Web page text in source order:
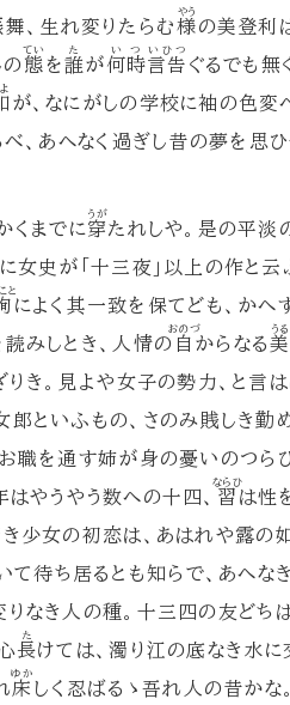
、生れ変りたらむ様
やう
の美登利は
態
てい
を誰
た
が何時
いつ
言告
いひつ
ぐるでも無く
が、なにがしの学校に袖の色変
、あへなく過ぎし昔の夢を思ひ
くまでに穿
うが
たれしや。是の平淡
女史が「十三夜」以上の作と云
と
によく其一致を保てども、かへ
みしとき、人情の 自
おのづ
からなる美
うる
りき。見よや女子の勢力、と言
といふもの、さのみ賎しき勤
職を通す姉が身の憂いのつら
やうやう数への十四、 習
ならひ
は性
少女の初恋は、あはれや露の
て待ち居るとも知らで、あへな
なき人の種。十三四の友どち
長
た
けては、濁り江の底なき水に
床
ゆか
しく忍ばるゝ吾れ人の昔かな